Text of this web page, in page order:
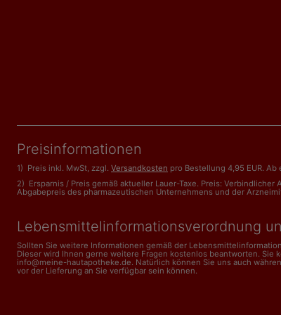
Preisinformationen
1) Preis inkl. MwSt, zzgl. Versandkosten pro Bestellung 4,95 EUR.
2) Ersparnis / Preis gemäß aktueller Lauer-Taxe. Preis: Verbindlicher
Abgabepreis des pharmazeutischen Unternehmens und der
Lebensmittelinformations­verordnung
Sollten Sie weitere Informationen gemäß der
Dieser wird Ihnen gerne weitere Fragen kostenlos beantworten. Sie
info@meine-hautapotheke.de. Natürlich können Sie uns auch
vor der Lieferung an Sie verfügbar sein können.